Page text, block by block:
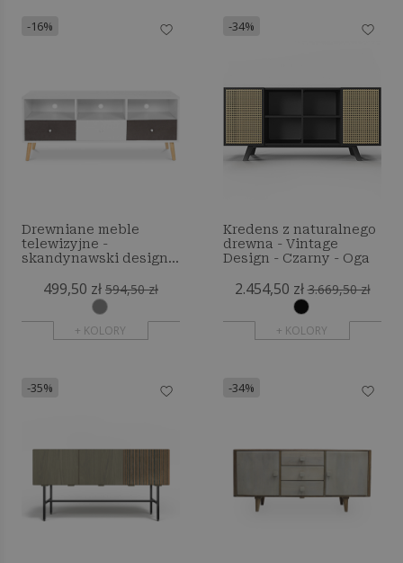
-16%
Drewniane meble
telewizyjne -
skandynawski design -
499,50 zł 594,50 zł
+ KOLORY
-34%
Kredens z naturalnego
drewna - Vintage
Design - Czarny - Oga
2.454,50 zł 3.669,50 zł
+ KOLORY
-35% -34%